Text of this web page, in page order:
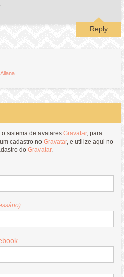
Reply
o sistema de avataresGravatar, para
cadastro noGravatar, e utilize aqui no
doGravatar.